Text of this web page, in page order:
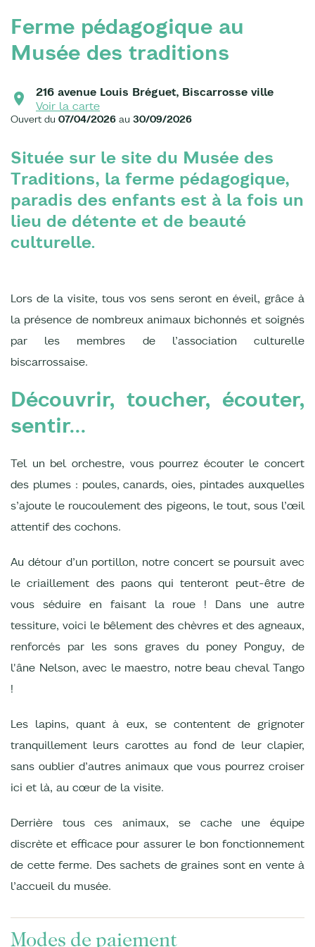
Ferme pédagogique au
Musée des traditions
216 avenue Louis Bréguet, Biscarrosse ville
Voir la carte
Ouvert du 07/04/2026 au 30/09/2026
Située sur le site du Musée des
Traditions, la ferme pédagogique,
paradis des enfants est à la fois un
lieu de détente et de beauté
culturelle.
Lors de la visite, tous vos sens seront en éveil, grâce à
la présence de nombreux animaux bichonnés et soignés
par les membres de l’association culturelle
biscarrossaise.
Découvrir, toucher, écouter,
sentir...
Tel un bel orchestre, vous pourrez écouter le concert
des plumes : poules, canards, oies, pintades auxquelles
s’ajoute le roucoulement des pigeons, le tout, sous l’œil
attentif des cochons.
Au détour d’un portillon, notre concert se poursuit avec
le criaillement des paons qui tenteront peut-être de
vous séduire en faisant la roue ! Dans une autre
tessiture, voici le bêlement des chèvres et des agneaux,
renforcés par les sons graves du poney Ponguy, de
l'âne Nelson, avec le maestro, notre beau cheval Tango
!
Les lapins, quant à eux, se contentent de grignoter
tranquillement leurs carottes au fond de leur clapier,
sans oublier d’autres animaux que vous pourrez croiser
ici et là, au cœur de la visite.
Derrière tous ces animaux, se cache une équipe
discrète et efficace pour assurer le bon fonctionnement
de cette ferme. Des sachets de graines sont en vente à
l’accueil du musée.
Modes de paiement